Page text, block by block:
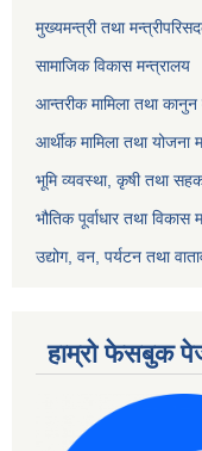
मुख्यमन्त्री तथा
सामाजिक विकास मन्त्रालय
आन्तरीक मामिला तथा कानुन
आर्थीक मामिला तथा योजना
भूमि व्यवस्था, कृषी तथा
भौतिक पूर्वाधार तथा विकास
उद्योग, वन, पर्यटन तथा
हाम्रो फेसबुक